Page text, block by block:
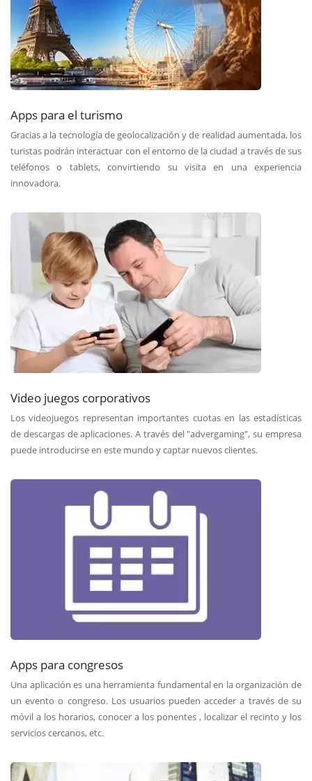
Apps para el turismo
Gracias a la tecnología de geolocalización y de realidad aumentada, los
turistas podrán interactuar con el entorno de la ciudad a través de sus
teléfonos o tablets, convirtiendo su visita en una experiencia
innovadora.
Video juegos corporativos
Los videojuegos representan importantes cuotas en las estadísticas
de descargas de aplicaciones. A través del "advergaming", su empresa
puede introducirse en este mundo y captar nuevos clientes.
Apps para congresos
Una aplicación es una herramienta fundamental en la organización de
un evento o congreso. Los usuarios pueden acceder a través de su
móvil a los horarios, conocer a los ponentes , localizar el recinto y los
servicios cercanos, etc.